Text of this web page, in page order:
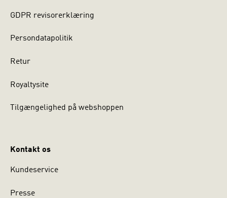
GDPR revisorerklæring
Persondatapolitik
Retur
Royaltysite
Tilgængelighed på webshoppen
Kontakt os
Kundeservice
Presse